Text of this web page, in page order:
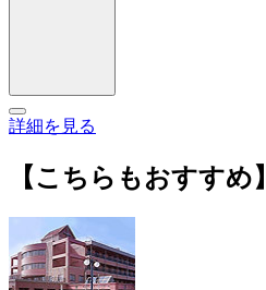
詳細を見る
【こちらもおすすめ】